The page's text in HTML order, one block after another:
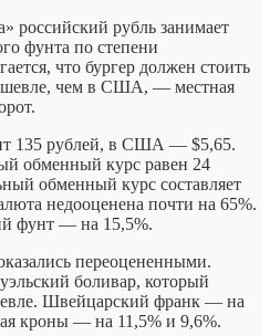
российский рубль занимает
фунта по степени
что бургер должен стоить
чем в США, — местная
135 рублей, в США — $5,65.
обменный курс равен 24
обменный курс составляет
недооценена почти на 65%.
фунт — на 15,5%.
переоцененными.
боливар, который
Швейцарский франк — на
кроны — на 11,5% и 9,6%.